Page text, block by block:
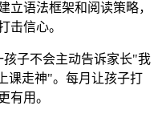
语法框架和阅读策略，
击信心。
孩子不会主动告诉家长"我
课走神"。每月让孩子打
有用。